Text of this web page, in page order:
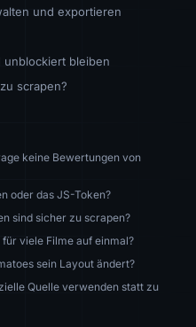
und exportieren
unblockiert bleiben
scrapen?
keine Bewertungen von
oder das JS-Token?
sind sicher zu scrapen?
viele Filme auf einmal?
sein Layout ändert?
Quelle verwenden statt zu